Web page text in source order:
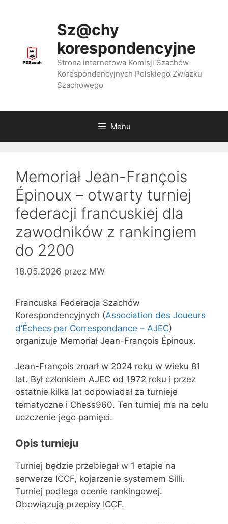
Sz@chy
korespondencyjne
Strona internetowa Komisji Szachów
Korespondencyjnych Polskiego Związku
Szachowego
Menu
Memoriał Jean-François
Épinoux – otwarty turniej
federacji francuskiej dla
zawodników z rankingiem
do 2200
18.05.2026 przez MW
Francuska Federacja Szachów
Korespondencyjnych (Association des Joueurs
d’Échecs par Correspondance – AJEC)
organizuje Memoriał Jean-François Épinoux.
Jean-François zmarł w 2024 roku w wieku 81
lat. Był członkiem AJEC od 1972 roku i przez
ostatnie kilka lat odpowiadał za turnieje
tematyczne i Chess960. Ten turniej ma na celu
uczczenie jego pamięci.
Opis turnieju
Turniej będzie przebiegał w 1 etapie na
serwerze ICCF, kojarzenie systemem Silli.
Turniej podlega ocenie rankingowej.
Obowiązują przepisy ICCF.